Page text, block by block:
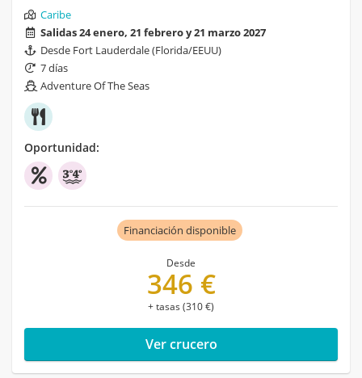
Caribe
Salidas 24 enero, 21 febrero y 21 marzo 2027
Desde Fort Lauderdale (Florida/EEUU)
7 días
Adventure Of The Seas
Oportunidad:
Financiación disponible
Desde
346 €
+ tasas (310 €)
Ver crucero